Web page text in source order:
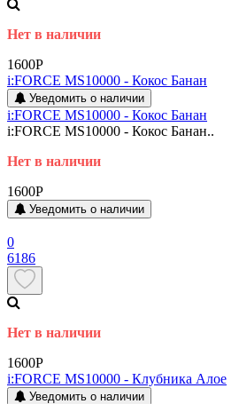
Нет в наличии
1600P
i:FORCE MS10000 - Кокос Банан
Уведомить о наличии
i:FORCE MS10000 - Кокос Банан
i:FORCE MS10000 - Кокос Банан..
Нет в наличии
1600P
Уведомить о наличии
0
6186
Нет в наличии
1600P
i:FORCE MS10000 - Клубника Алое
Уведомить о наличии